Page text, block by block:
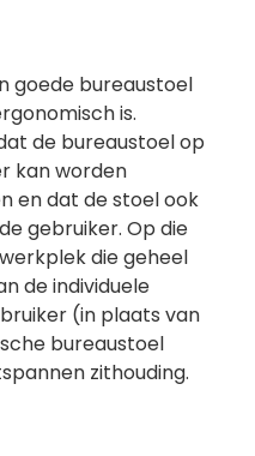
goede bureaustoel
is.
de bureaustoel op
kan worden
en dat de stoel ook
gebruiker. Op die
die geheel
de individuele
(in plaats van
bureaustoel
zithouding.